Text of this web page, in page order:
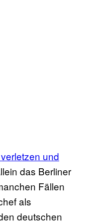
und
das Berliner
Fällen
als
deutschen